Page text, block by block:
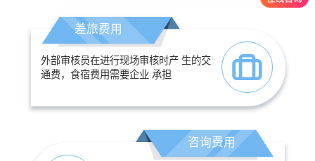
差旅费用
外部审核员在进行现场审核时产 生的交
通费，食宿费用需要企业 承担
咨询费用